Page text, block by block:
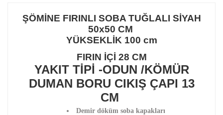
ŞÖMİNE FIRINLI SOBA TUĞLALI SİYAH
50x50 CM
YÜKSEKLİK 100 cm
FIRIN İÇİ 28 CM
YAKIT TİPİ -ODUN /KÖMÜR
DUMAN BORU CIKIŞ ÇAPI 13
CM
Demir döküm soba kapakları